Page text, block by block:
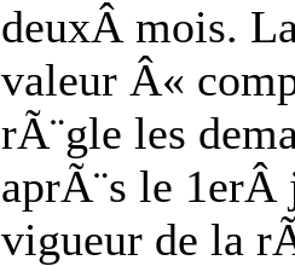
deuxÂ mois.
valeur Â«
rÃ¨gle les
aprÃ¨s le
vigueur de la